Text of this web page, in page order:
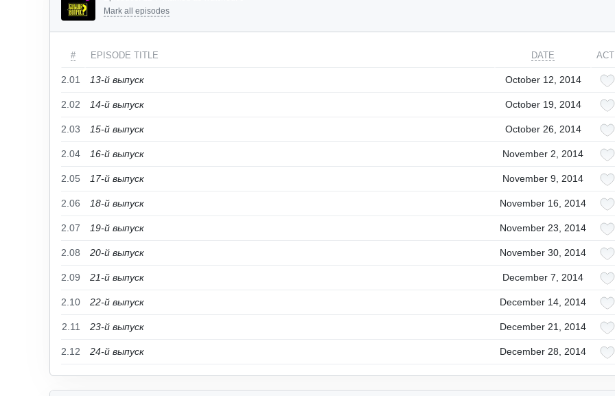
Mark all episodes
# EPISODE TITLE DATE
2.01 13-й выпуск October 12, 2014
2.02 14-й выпуск October 19, 2014
2.03 15-й выпуск October 26, 2014
2.04 16-й выпуск November 2, 2014
2.05 17-й выпуск November 9, 2014
2.06 18-й выпуск November 16, 2014
2.07 19-й выпуск November 23, 2014
2.08 20-й выпуск November 30, 2014
2.09 21-й выпуск December 7, 2014
2.10 22-й выпуск December 14, 2014
2.11 23-й выпуск December 21, 2014
2.12 24-й выпуск December 28, 2014